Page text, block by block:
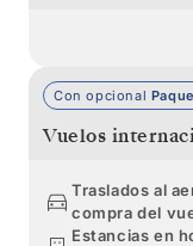
Con opcional
Vuelos
Traslados al
compra del
Estancias en